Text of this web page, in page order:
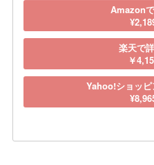
Amazon
楽天で
￥
Yahoo!ショッ